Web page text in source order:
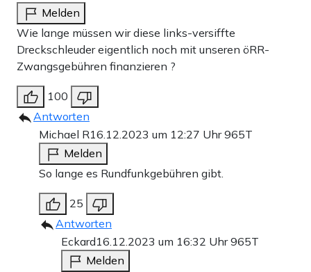
Melden
Wie lange müssen wir diese links-versiffte
Dreckschleuder eigentlich noch mit unseren öRR-
Zwangsgebühren finanzieren ?
100
Antworten
Michael R16.12.2023 um 12:27 Uhr965T
Melden
So lange es Rundfunkgebühren gibt.
25
Antworten
Eckard16.12.2023 um 16:32 Uhr965T
Melden